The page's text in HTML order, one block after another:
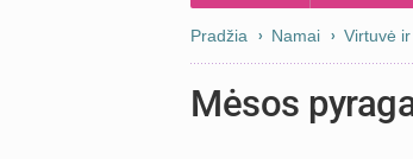
Pradžia Namai Virtuvė
Mėsos